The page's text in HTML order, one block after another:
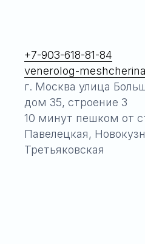
+7-903-618-81-84
venerolog-
г. Москва улица
дом 35, строение 3
10 минут пешком от
Павелецкая,
Третьяковская